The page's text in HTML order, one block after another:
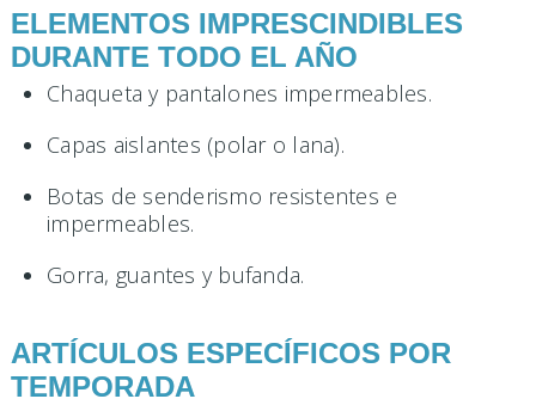
ELEMENTOS IMPRESCINDIBLES
DURANTE TODO EL AÑO
Chaqueta y pantalones impermeables.
Capas aislantes (polar o lana).
Botas de senderismo resistentes e
impermeables.
Gorra, guantes y bufanda.
ARTÍCULOS ESPECÍFICOS POR
TEMPORADA